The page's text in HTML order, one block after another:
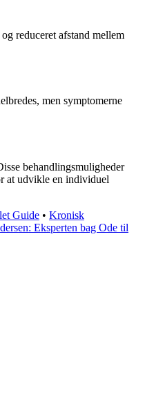
reduceret afstand mellem
men symptomerne
behandlingsmuligheder
at udvikle en individuel
Guide • Kronisk
Eksperten bag Ode til